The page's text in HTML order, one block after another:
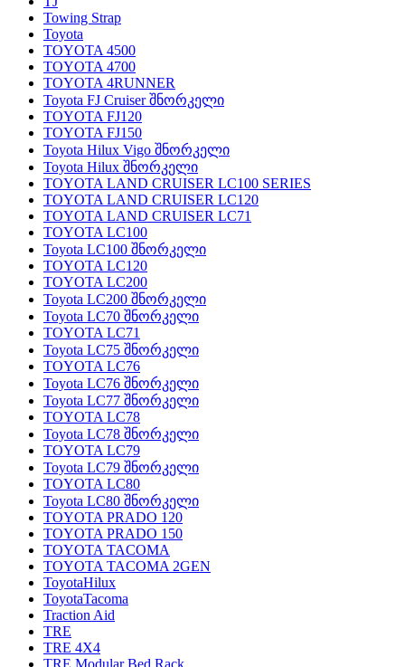
Towing Strap
Toyota
TOYOTA 4500
TOYOTA 4700
TOYOTA 4RUNNER
Toyota FJ Cruiser შნორკელი
TOYOTA FJ120
TOYOTA FJ150
Toyota Hilux Vigo შნორკელი
Toyota Hilux შნორკელი
TOYOTA LAND CRUISER LC100 SERIES
TOYOTA LAND CRUISER LC120
TOYOTA LAND CRUISER LC71
TOYOTA LC100
Toyota LC100 შნორკელი
TOYOTA LC120
TOYOTA LC200
Toyota LC200 შნორკელი
Toyota LC70 შნორკელი
TOYOTA LC71
Toyota LC75 შნორკელი
TOYOTA LC76
Toyota LC76 შნორკელი
Toyota LC77 შნორკელი
TOYOTA LC78
Toyota LC78 შნორკელი
TOYOTA LC79
Toyota LC79 შნორკელი
TOYOTA LC80
Toyota LC80 შნორკელი
TOYOTA PRADO 120
TOYOTA PRADO 150
TOYOTA TACOMA
TOYOTA TACOMA 2GEN
ToyotaHilux
ToyotaTacoma
Traction Aid
TRE
TRE 4X4
TRE Modular Bed Rack